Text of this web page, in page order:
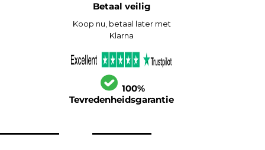
Betaal veilig
Koop nu, betaal later met
Klarna
100%
Tevredenheidsgarantie